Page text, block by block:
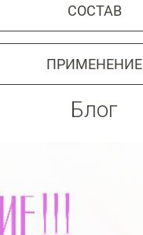
СОСТАВ
ПРИМЕНЕНИЕ
Блог